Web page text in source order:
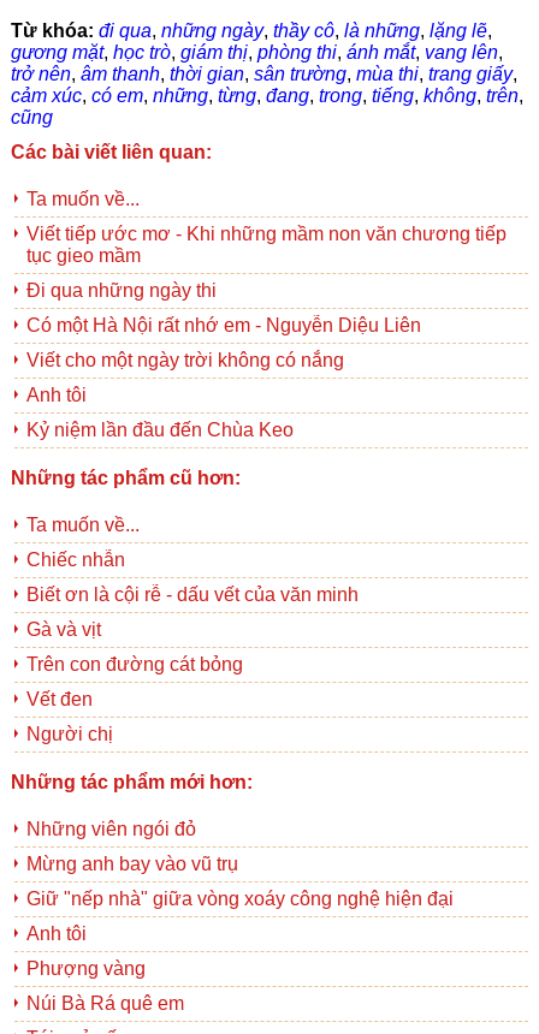
Từ khóa: đi qua, những ngày, thầy cô, là những, lặng lẽ,
gương mặt, học trò, giám thị, phòng thi, ánh mắt, vang lên,
trở nên, âm thanh, thời gian, sân trường, mùa thi, trang giấy,
cảm xúc, có em, những, từng, đang, trong, tiếng, không, trên,
cũng
Các bài viết liên quan:
Ta muốn về...
Viết tiếp ước mơ - Khi những mầm non văn chương tiếp
tục gieo mầm
Đi qua những ngày thi
Có một Hà Nội rất nhớ em - Nguyễn Diệu Liên
Viết cho một ngày trời không có nắng
Anh tôi
Kỷ niệm lần đầu đến Chùa Keo
Những tác phẩm cũ hơn:
Ta muốn về...
Chiếc nhẫn
Biết ơn là cội rễ - dấu vết của văn minh
Gà và vịt
Trên con đường cát bỏng
Vết đen
Người chị
Những tác phẩm mới hơn:
Những viên ngói đỏ
Mừng anh bay vào vũ trụ
Giữ "nếp nhà" giữa vòng xoáy công nghệ hiện đại
Anh tôi
Phượng vàng
Núi Bà Rá quê em